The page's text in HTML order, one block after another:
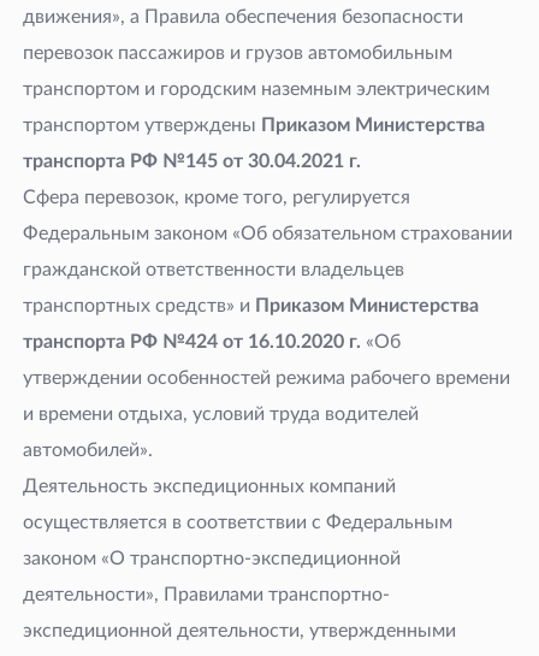
движения», а Правила обеспечения безопасности
перевозок пассажиров и грузов автомобильным
транспортом и городским наземным электрическим
транспортом утверждены Приказом Министерства
транспорта РФ №145 от 30.04.2021 г.
Сфера перевозок, кроме того, регулируется
Федеральным законом «Об обязательном страховании
гражданской ответственности владельцев
транспортных средств» и Приказом Министерства
транспорта РФ №424 от 16.10.2020 г. «Об
утверждении особенностей режима рабочего времени
и времени отдыха, условий труда водителей
автомобилей».
Деятельность экспедиционных компаний
осуществляется в соответствии с Федеральным
законом «О транспортно-экспедиционной
деятельности», Правилами транспортно-
экспедиционной деятельности, утвержденными